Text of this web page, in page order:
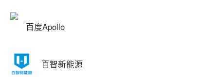
百度Apollo
百智新能源